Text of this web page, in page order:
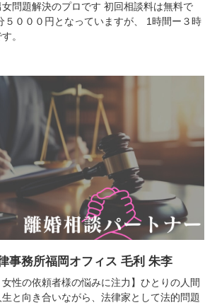
問題解決のプロです 初回相談料は無料で
５０００円となっていますが、 1時間ー３時
。
事務所福岡オフィス 毛利 朱李
女性の依頼者様の悩みに注力】ひとりの人間
と向き合いながら、法律家として法的問題